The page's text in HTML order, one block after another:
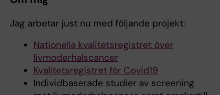
Jag arbetar just nu med följande projekt:
Nationella kvalitetsregistret över
livmoderhalscancer
Kvalitetsregistret för Covid19
Individbaserade studier av screening